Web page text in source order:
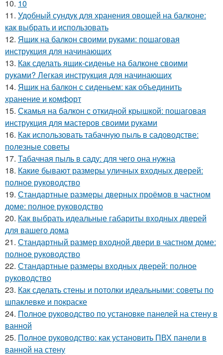
10. 10
11. Удобный сундук для хранения овощей на балконе:
как выбрать и использовать
12. Ящик на балкон своими руками: пошаговая
инструкция для начинающих
13. Как сделать ящик-сиденье на балконе своими
руками? Легкая инструкция для начинающих
14. Ящик на балкон с сиденьем: как объединить
хранение и комфорт
15. Скамья на балкон с откидной крышкой: пошаговая
инструкция для мастеров своими руками
16. Как использовать табачную пыль в садоводстве:
полезные советы
17. Табачная пыль в саду: для чего она нужна
18. Какие бывают размеры уличных входных дверей:
полное руководство
19. Стандартные размеры дверных проёмов в частном
доме: полное руководство
20. Как выбрать идеальные габариты входных дверей
для вашего дома
21. Стандартный размер входной двери в частном доме:
полное руководство
22. Стандартные размеры входных дверей: полное
руководство
23. Как сделать стены и потолки идеальными: советы по
шпаклевке и покраске
24. Полное руководство по установке панелей на стену в
ванной
25. Полное руководство: как установить ПВХ панели в
ванной на стену